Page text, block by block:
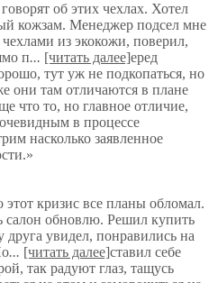
об этих чехлах. Хотел
кожзам. Менеджер подсел мне
из экокожи, поверил,
п... [читать далее]еред
тут уж не подкопаться, но
они там отличаются в плане
что то, но главное отличие,
в процессе
насколько заявленное
»
кризис все планы обломал.
салон обновлю. Решил купить
увидел, понравились на
... [читать далее]ставил себе
так радуют глаз, тащусь